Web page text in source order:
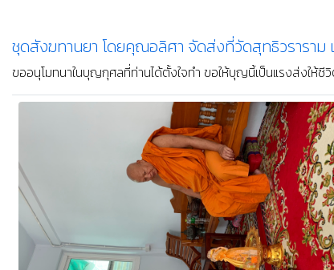
ชุดสังฆทานยา โดยคุณอลิศา จัดส่งที่วัดสุทธิวราราม
ขออนุโมทนาในบุญกุศลที่ท่านได้ตั้งใจทำ ขอให้บุญนี้เป็นแรงส่งให้